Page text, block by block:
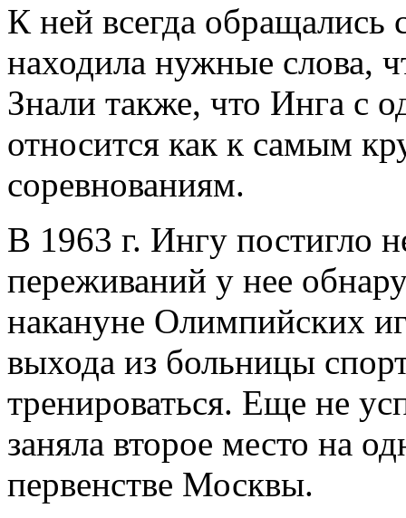
К ней всегда обращались
находила нужные слова,
Знали также, что Инга с
относится как к самым
соревнованиям.
В 1963 г. Ингу постигло
переживаний у нее
накануне Олимпийских
выхода из больницы
тренироваться. Еще не
заняла второе место на
первенстве Москвы.